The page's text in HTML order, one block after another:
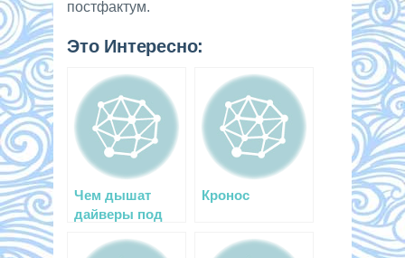
постфактум.
Это Интересно:
Чем дышат
дайверы под
Кронос